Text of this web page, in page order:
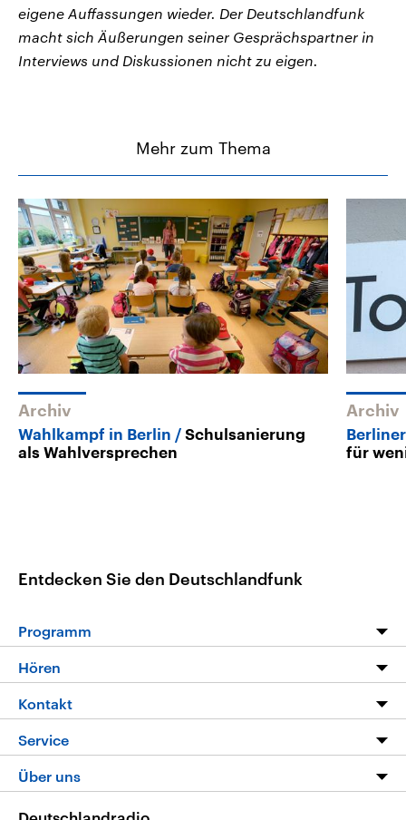
eigene Auffassungen wieder. Der Deutschlandfunk
macht sich Äußerungen seiner Gesprächspartner in
Interviews und Diskussionen nicht zu eigen.
Mehr zum Thema
Archiv
Wahlkampf in Berlin
Schulsanierung
als Wahlversprechen
Archiv
für
Entdecken Sie den Deutschlandfunk
Programm
Programm
Die Nachrichten
Nachrichtenleicht
Neue Beiträge auf dlf.de
Hören
Livestream
Podcasts
Deutschlandfunk App
Nachrichten App
Kontakt
Hörerservice
Service
FAQ
Über uns